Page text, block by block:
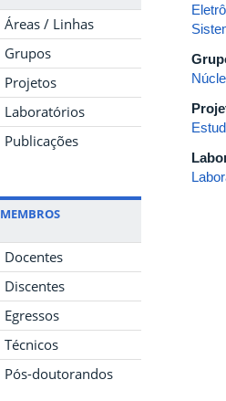
Áreas / Linhas
Grupos
Projetos
Laboratórios
Publicações
MEMBROS
Docentes
Discentes
Egressos
Técnicos
Pós-doutorandos